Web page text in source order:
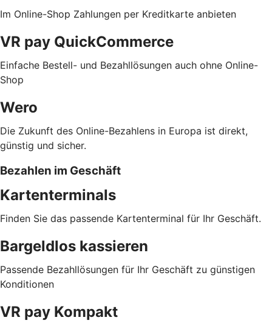
Im Online-Shop Zahlungen per Kreditkarte anbieten
VR pay QuickCommerce
Einfache Bestell- und Bezahllösungen auch ohne Online-
Shop
Wero
Die Zukunft des Online-Bezahlens in Europa ist direkt,
günstig und sicher.
Bezahlen im Geschäft
Kartenterminals
Finden Sie das passende Kartenterminal für Ihr Geschäft.
Bargeldlos kassieren
Passende Bezahllösungen für Ihr Geschäft zu günstigen
Konditionen
VR pay Kompakt